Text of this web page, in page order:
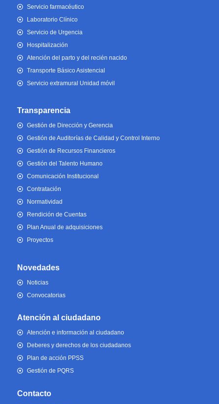
Servicio farmacéutico
Laboratorio Clínico
Servicio de Urgencia
Hospitalización
Atención del parto y del recién nacido
Transporte Básico Asistencial
Servicio extramural Unidad móvil
Transparencia
Gestión de Dirección y Gerencia
Gestión de Auditorías de Calidad y Control Interno
Gestión de Recursos Financieros
Gestión del Talento Humano
Comunicación Institucional
Contratación
Normatividad
Rendición de Cuentas
Plan Anual de adquisiciones
Proyectos
Novedades
Noticias
Convocatorias
Atención al ciudadano
Atención e información al ciudadano
Deberes y derechos de los ciudadanos
Plan de acción PPSS
Gestión de PQRS
Contacto